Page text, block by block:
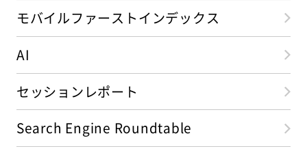
モバイルファーストインデックス
AI
セッションレポート
Search Engine Roundtable